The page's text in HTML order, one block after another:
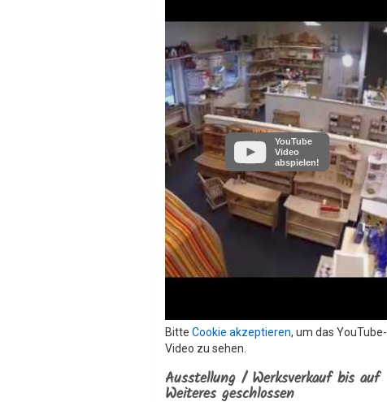
YouTube
Video
abspielen!
Bitte Cookie akzeptieren, um das YouTube-
Video zu sehen.
Ausstellung / Werksverkauf bis auf
Weiteres geschlossen